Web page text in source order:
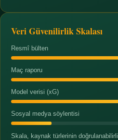
Veri Güvenilirlik Skalası
Resmî bülten
Maç raporu
Model verisi (xG)
Sosyal medya söylentisi
Skala, kaynak türlerinin